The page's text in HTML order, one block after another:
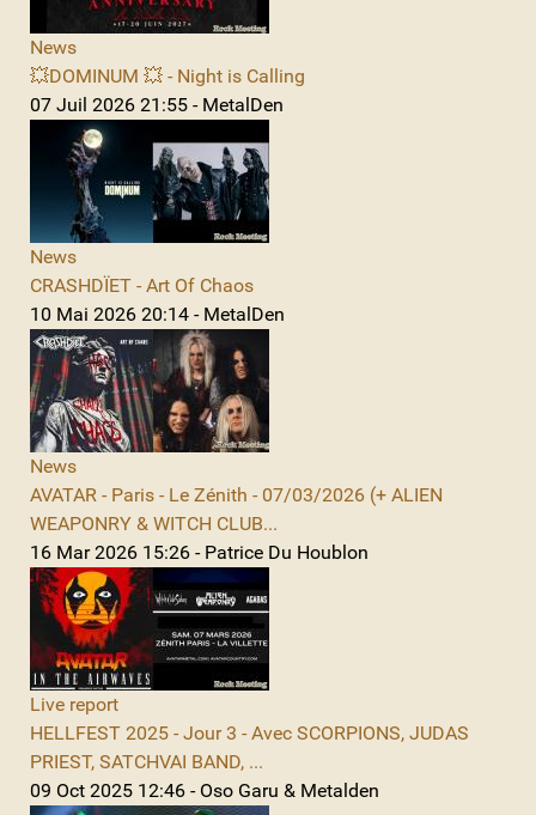
News
💥DOMINUM 💥 - Night is Calling
07 Juil 2026 21:55 - MetalDen
News
CRASHDÏET - Art Of Chaos
10 Mai 2026 20:14 - MetalDen
News
AVATAR - Paris - Le Zénith - 07/03/2026 (+ ALIEN
WEAPONRY & WITCH CLUB...
16 Mar 2026 15:26 - Patrice Du Houblon
Live report
HELLFEST 2025 - Jour 3 - Avec SCORPIONS, JUDAS
PRIEST, SATCHVAI BAND, ...
09 Oct 2025 12:46 - Oso Garu & Metalden